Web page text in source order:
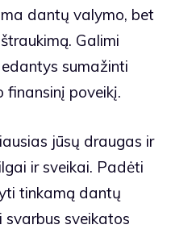
dantų valymo, bet
Galimi
sumažinti
poveikį.
jūsų draugas ir
ir sveikai. Padėti
tinkamą dantų
svarbus sveikatos